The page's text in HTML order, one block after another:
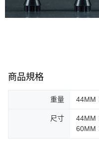
商品規格
重量 44MM
尺寸
44MM
60MM